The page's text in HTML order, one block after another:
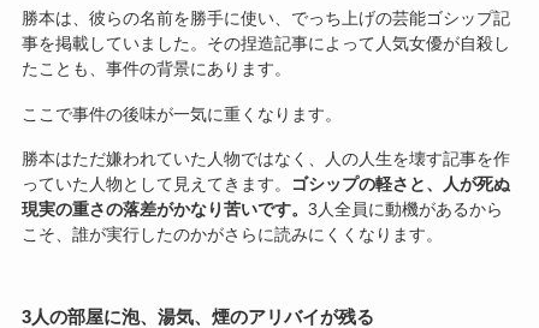
勝本は、彼らの名前を勝手に使い、でっち上げの芸能ゴシップ記
事を掲載していました。その捏造記事によって人気女優が自殺し
たことも、事件の背景にあります。
ここで事件の後味が一気に重くなります。
勝本はただ嫌われていた人物ではなく、人の人生を壊す記事を作
っていた人物として見えてきます。 ゴシップの軽さと、人が死ぬ
現実の重さの落差がかなり苦いです。 3人全員に動機があるから
こそ、誰が実行したのかがさらに読みにくくなります。
3人の部屋に泡、湯気、煙のアリバイが残る